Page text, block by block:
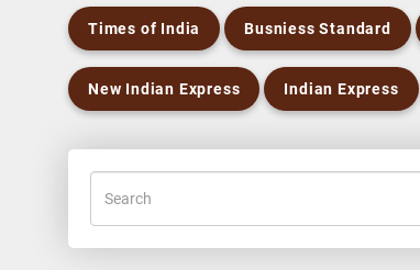
Times of India Busniess Standard
New Indian Express Indian Express